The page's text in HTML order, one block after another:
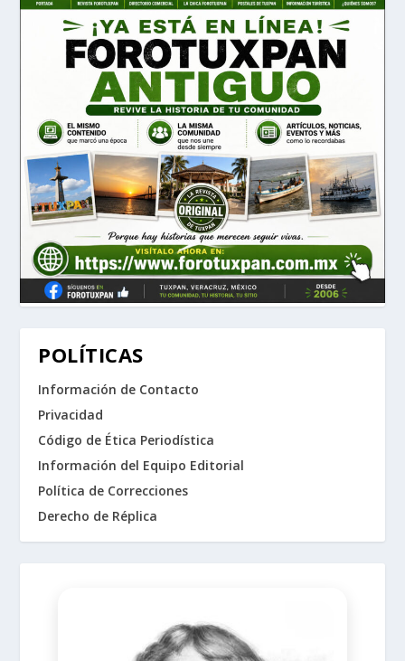
POLÍTICAS
Información de Contacto
Privacidad
Código de Ética Periodística
Información del Equipo Editorial
Política de Correcciones
Derecho de Réplica